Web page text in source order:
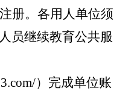
册。 各用人单位须
员继续教育公共服
）完成单位账